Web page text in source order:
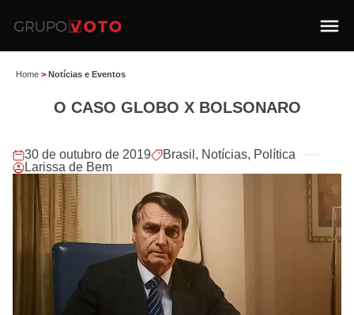
Home > Notícias e Eventos
O CASO GLOBO X BOLSONARO
30 de outubro de 2019 Brasil , Notícias, Política
Larissa de Bem